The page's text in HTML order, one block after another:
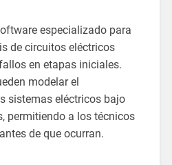
especializado para
de circuitos eléctricos
en etapas iniciales.
modelar el
sistemas eléctricos bajo
permitiendo a los técnicos
de que ocurran.